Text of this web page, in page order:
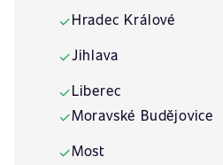
✓Hradec Králové
✓Jihlava
✓Liberec
✓Moravské Budějovice
✓Most